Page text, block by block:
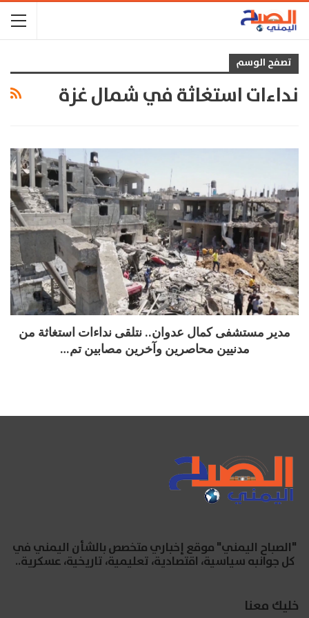
تصفح الوسم
نداءات استغاثة في شمال غزة
مدير مستشفى كمال عدوان.. نتلقى نداءات استغاثة من
مدنيين محاصرين وآخرين مصابين تم…
"الصباح اليمني" موقع إخباري متخصص بالشأن اليمني في
كل جوانبه سياسية، اقتصادية، تعليمية، تاريخية، عسكرية..
خليك معنا